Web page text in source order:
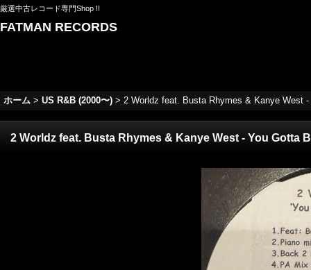
厳選中古レコード専門Shop !!
FATMAN RECORDS
ホーム > US R&B (2000〜) > 2 Worldz feat. Busta Rhymes & Kanye West
2 Worldz feat. Busta Rhymes & Kanye West - You Gotta